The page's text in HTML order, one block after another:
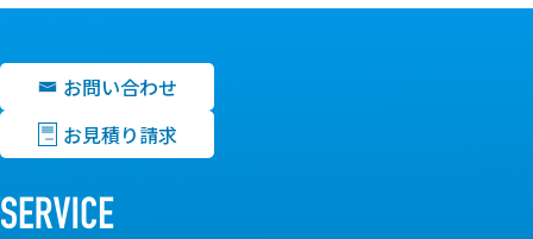
お問い合わせ
お見積り請求